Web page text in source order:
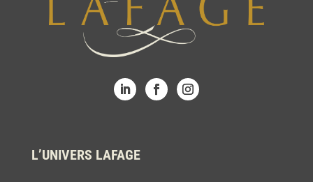
L’UNIVERS LAFAGE